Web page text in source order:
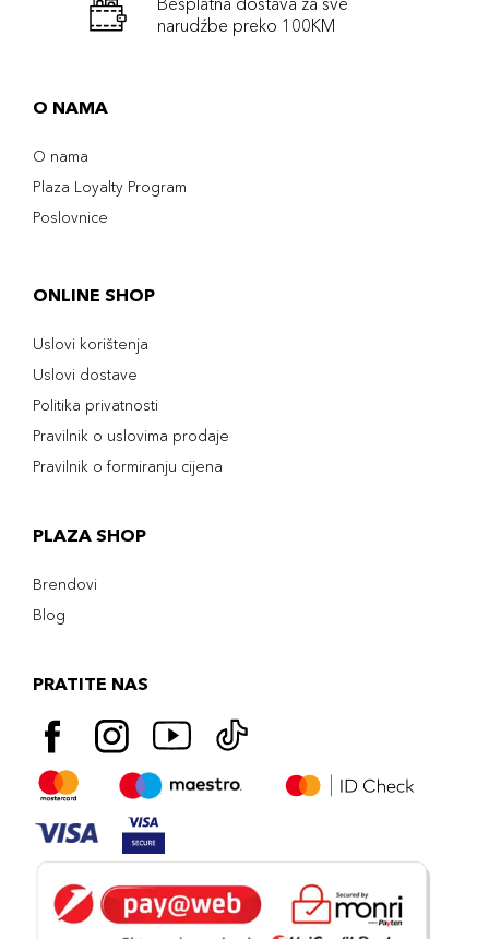
narudźbe preko 100KM
O NAMA
O nama
Plaza Loyalty Program
Poslovnice
ONLINE SHOP
Uslovi korištenja
Uslovi dostave
Politika privatnosti
Pravilnik o uslovima prodaje
Pravilnik o formiranju cijena
PLAZA SHOP
Brendovi
Blog
PRATITE NAS